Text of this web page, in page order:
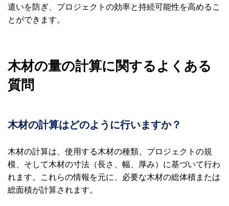
遣いを防ぎ、プロジェクトの効率と持続可能性を高めるこ
とができます。
木材の量の計算に関するよくある
質問
木材の計算はどのように行いますか？
木材の計算は、使用する木材の種類、プロジェクトの規
模、そして木材の寸法（長さ、幅、厚み）に基づいて行わ
れます。これらの情報を元に、必要な木材の総体積または
総面積が計算されます。